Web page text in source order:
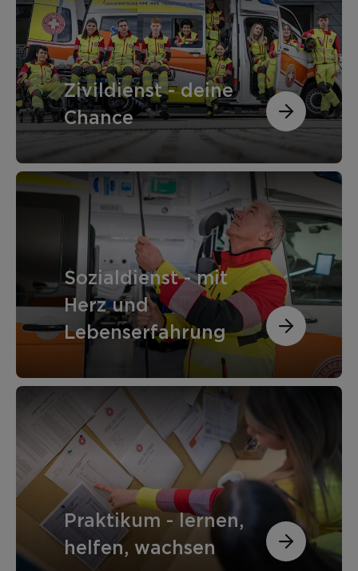
Zivildienst - deine
Chance
Sozialdienst - mit
Herz und
Lebenserfahrung
Praktikum - lernen,
helfen, wachsen